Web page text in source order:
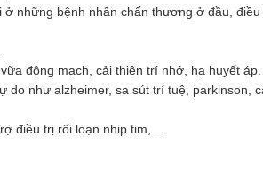
ở những bệnh nhân chấn thương ở đầu, điều
động mạch, cải thiện trí nhớ, hạ huyết áp.
do như alzheimer, sa sút trí tuệ, parkinson,
điều trị rối loạn nhip tim,...